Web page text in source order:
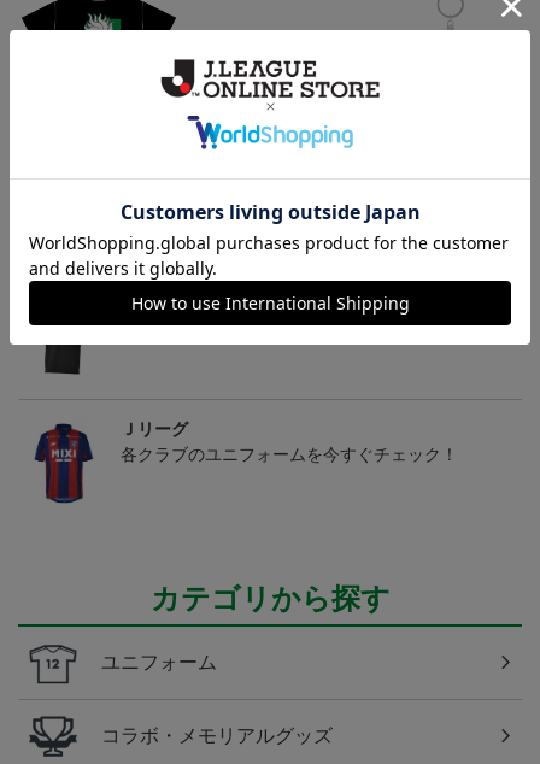
4,950円 2,500円 1,100円
トピックス
Ｊリーグ
多種多様なアパレルアイテムはこちら！！
Ｊリーグ
各クラブのユニフォームを今すぐチェック！
カテゴリから探す
ユニフォーム
コラボ・メモリアルグッズ